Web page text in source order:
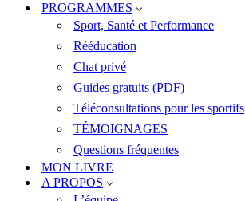
PROGRAMMES
Sport, Santé et Performance
Rééducation
Chat privé
Guides gratuits (PDF)
Téléconsultations pour les sportifs
TÉMOIGNAGES
Questions fréquentes
MON LIVRE
A PROPOS